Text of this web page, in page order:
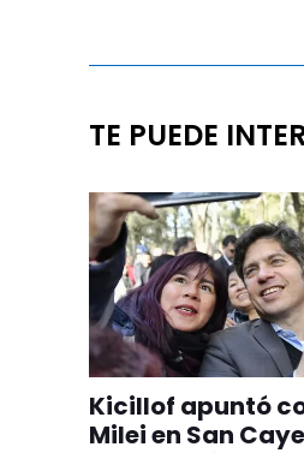
TE PUEDE
Kicillof apuntó
Milei en San